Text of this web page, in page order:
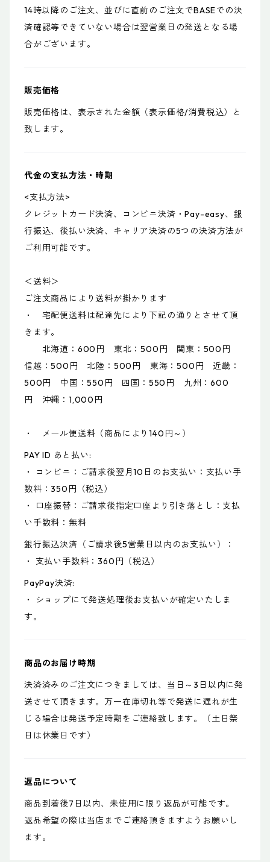
14時以降のご注文、並びに直前のご注文でBASEでの決
済確認等できていない場合は翌営業日の発送となる場
合がございます。
販売価格
販売価格は、表示された金額（表示価格/消費税込）と
致します。
代金の支払方法・時期
<支払方法>
クレジットカード決済、コンビニ決済・Pay-easy、銀
行振込、後払い決済、キャリア決済の5つの決済方法が
ご利用可能です。
＜送料＞
ご注文商品により送料が掛かります
・ 宅配便送料は配達先により下記の通りとさせて頂
きます。
北海道：600円 東北：500円 関東：500円
信越：500円 北陸：500円 東海：500円 近畿：
500円 中国：550円 四国：550円 九州：600
円 沖縄：1,000円
・ メール便送料（商品により140円～）
PAY ID あと払い:
・ コンビニ：ご請求後翌月10日のお支払い：支払い手
数料：350円（税込）
・ 口座振替：ご請求後指定口座より引き落とし：支払
い手数料：無料
銀行振込決済（ご請求後5営業日以内のお支払い）：
・ 支払い手数料：360円（税込）
PayPay決済:
・ ショップにて発送処理後お支払いが確定いたしま
す。
商品のお届け時期
決済済みのご注文につきましては、当日～3日以内に発
送させて頂きます。万一在庫切れ等で発送に遅れが生
じる場合は発送予定時期をご連絡致します。（土日祭
日は休業日です）
返品について
商品到着後7日以内、未使用に限り返品が可能です。
返品希望の際は当店までご連絡頂きますようお願いし
ます。